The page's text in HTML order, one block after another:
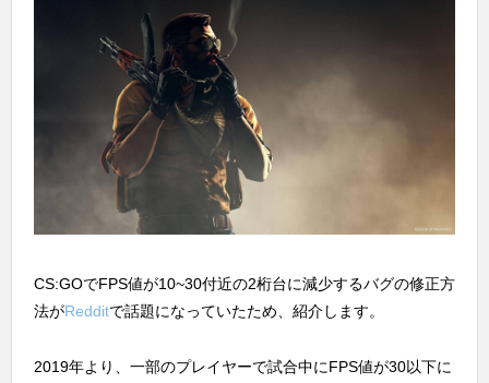
CS:GOでFPS値が10~30付近の2桁台に減少するバグの修正方
法がRedditで話題になっていたため、紹介します。
2019年より、一部のプレイヤーで試合中にFPS値が30以下に